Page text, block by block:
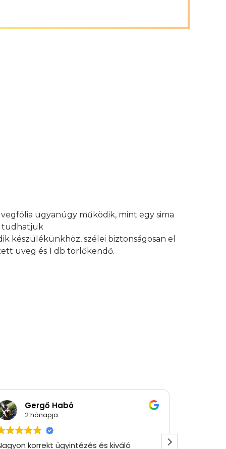
ugyanúgy működik, mint egy sima
tudhatjuk
készülékünkhöz, szélei biztonságosan el
üveg és 1 db törlőkendő.
Gergő Habó
2 hónapja
korrekt ügyintézés és kiváló